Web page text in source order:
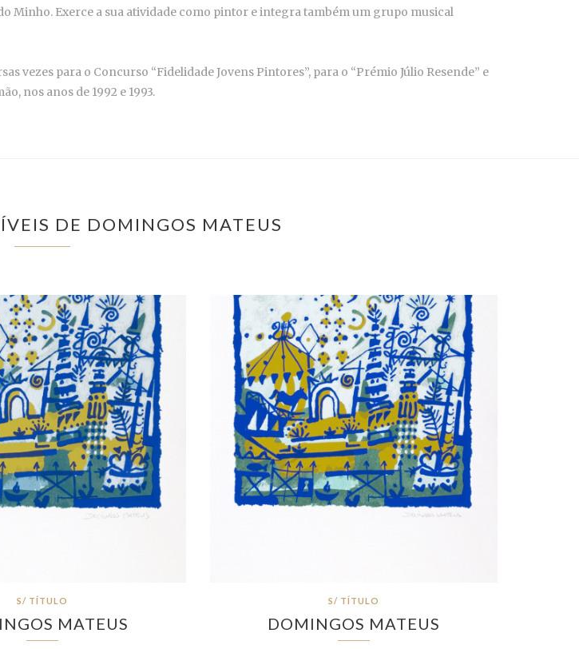
Minho. Exerce a sua atividade como pintor e integra também um grupo musical
vezes para o Concurso “Fidelidade Jovens Pintores”, para o “Prémio Júlio Resende” e
nos anos de 1992 e 1993.
DE DOMINGOS MATEUS
S/ TÍTULO
MATEUS
S/ TÍTULO
DOMINGOS MATEUS